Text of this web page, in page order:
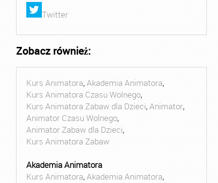
Twitter
Zobacz również:
Kurs Animatora,Akademia Animatora,
Kurs Animatora Czasu Wolnego,
Kurs Animatora Zabaw dla Dzieci,Animator,
Animator Czasu Wolnego,
Animator Zabaw dla Dzieci,
Kurs Animatora Zabaw
Akademia Animatora
Kurs Animatora,Akademia Animatora,